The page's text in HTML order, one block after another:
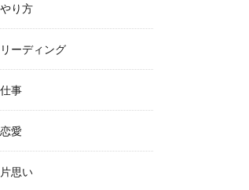
り方
ーディング
事
愛
思い